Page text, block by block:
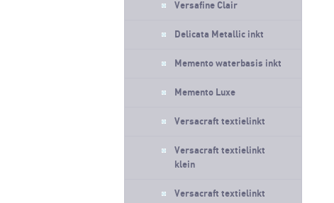
Versafine Clair
Delicata Metallic inkt
Memento waterbasis inkt
Memento Luxe
Versacraft textielinkt
Versacraft textielinkt
klein
Versacraft textielinkt